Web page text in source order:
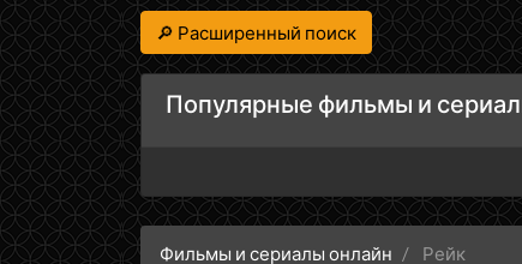
🔎 Расширенный поиск
Популярные фильмы и
Фильмы и сериалы онлайн Рейк